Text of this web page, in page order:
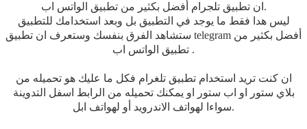
ان تطبيق تلجرام أفضل بكثير من تطبيق الواتس اب.
ليس هدا فقط ما يوجد في التطبيق بل وبعد استخدامك للتطبيق
telegram
تطبيق الواتس اب .
ان كنت تريد استخدام تطبيق تلغرام فكل ما عليك هو تحميله من
بلاي ستور او اب ستور او يمكنك تحميله من الرابط اسفل التدوينة
سواءا لهواتف الاندرويد أو لهواتف ابل.